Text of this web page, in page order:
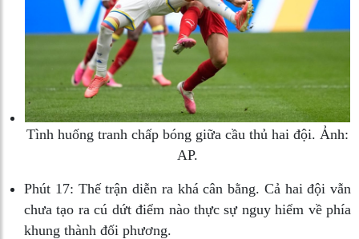
Tình huống tranh chấp bóng giữa cầu thủ hai đội. Ảnh:
AP.
Phút 17: Thế trận diễn ra khá cân bằng. Cả hai đội vẫn
chưa tạo ra cú dứt điểm nào thực sự nguy hiểm về phía
khung thành đối phương.